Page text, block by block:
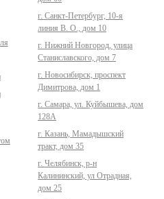
г. Санкт-Петербург, 10-я
линия В. О., дом 10
г. Нижний Новгород, улица
Станиславского, дом 7
г. Новосибирск, проспект
Димитрова, дом 1
г. Самара, ул. Куйбышева, дом
128А
г. Казань, Мамадышский
тракт, дом 35
г. Челябинск, р-н
Калининский, ул Отрадная,
дом 25